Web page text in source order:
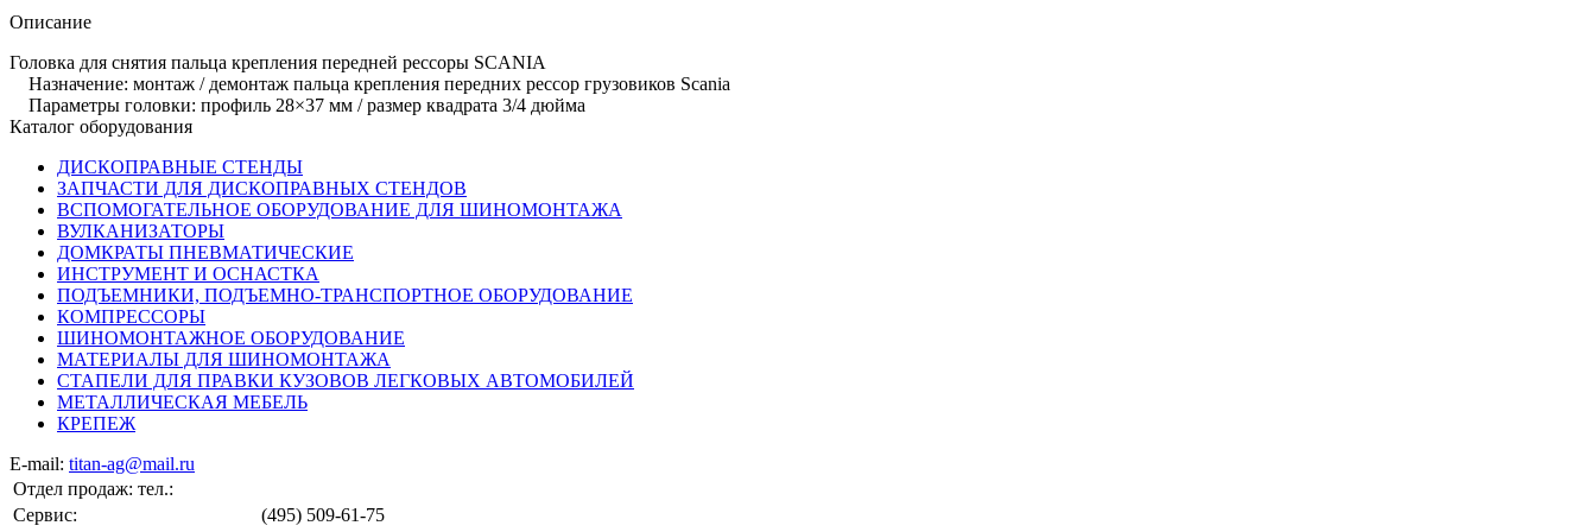
Описание
Головка для снятия пальца крепления передней рессоры SCANIA
Назначение: монтаж / демонтаж пальца крепления передних рессор грузовиков Scania
Параметры головки: профиль 28×37 мм / размер квадрата 3/4 дюйма
Каталог оборудования
ДИСКОПРАВНЫЕ СТЕНДЫ
ЗАПЧАСТИ ДЛЯ ДИСКОПРАВНЫХ СТЕНДОВ
ВСПОМОГАТЕЛЬНОЕ ОБОРУДОВАНИЕ ДЛЯ ШИНОМОНТАЖА
ВУЛКАНИЗАТОРЫ
ДОМКРАТЫ ПНЕВМАТИЧЕСКИЕ
ИНСТРУМЕНТ И ОСНАСТКА
ПОДЪЕМНИКИ, ПОДЪЕМНО-ТРАНСПОРТНОЕ ОБОРУДОВАНИЕ
КОМПРЕССОРЫ
ШИНОМОНТАЖНОЕ ОБОРУДОВАНИЕ
МАТЕРИАЛЫ ДЛЯ ШИНОМОНТАЖА
СТАПЕЛИ ДЛЯ ПРАВКИ КУЗОВОВ ЛЕГКОВЫХ АВТОМОБИЛЕЙ
МЕТАЛЛИЧЕСКАЯ МЕБЕЛЬ
КРЕПЕЖ
E-mail: titan-ag@mail.ru
Отдел продаж: тел.:
(495) 509-61-75
Сервис: